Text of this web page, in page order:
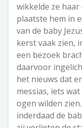
wikkelde ze
plaatste hem in
van de baby
kerst vaak zien,
een bezoek
daarvoor
het nieuws dat
messias, iets
ogen wilden
inderdaad de